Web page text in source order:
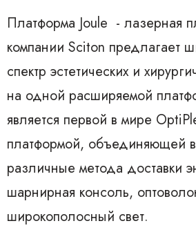
Платформа Joule - лазерная
компании Sciton предлагает
спектр эстетических и
на одной расширяемой
является первой в мире
платформой, объединяющей
различные метода доставки
шарнирная консоль,
широкополосный свет.